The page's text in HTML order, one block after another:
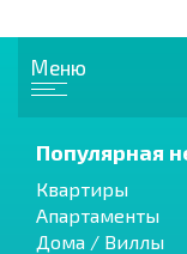
Меню
Популярная
Квартиры
Апартаменты
Дома / Виллы